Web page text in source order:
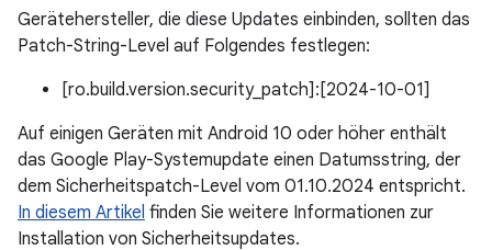
Gerätehersteller, die diese Updates einbinden, sollten das
Patch-String-Level auf Folgendes festlegen:
[ro.build.version.security_patch]:[2024-10-01]
Auf einigen Geräten mit Android 10 oder höher enthält
das Google Play-Systemupdate einen Datumsstring, der
dem Sicherheitspatch-Level vom 01.10.2024 entspricht.
In diesem Artikel finden Sie weitere Informationen zur
Installation von Sicherheitsupdates.